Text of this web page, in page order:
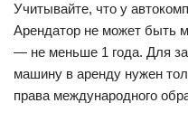
Учитывайте, что у
Арендатор не может быть
— не меньше 1 года. Для
машину в аренду нужен
права международного